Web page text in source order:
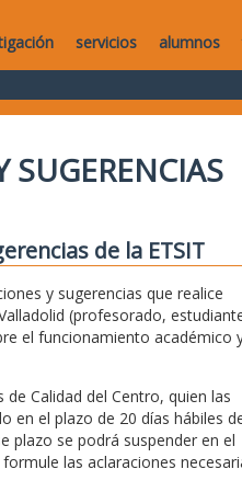
servicios alumnos
SUGERENCIAS
de la ETSIT
y sugerencias que realice
(profesorado,
el funcionamiento académico
Calidad del Centro, quien las
en el plazo de 20 días hábiles
plazo se podrá suspender en el
las aclaraciones